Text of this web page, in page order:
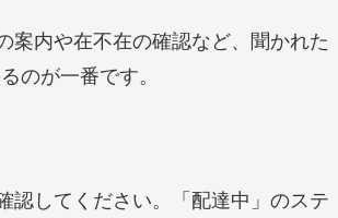
案内や在不在の確認など、聞かれた
のが一番です。
認してください。「配達中」のステ